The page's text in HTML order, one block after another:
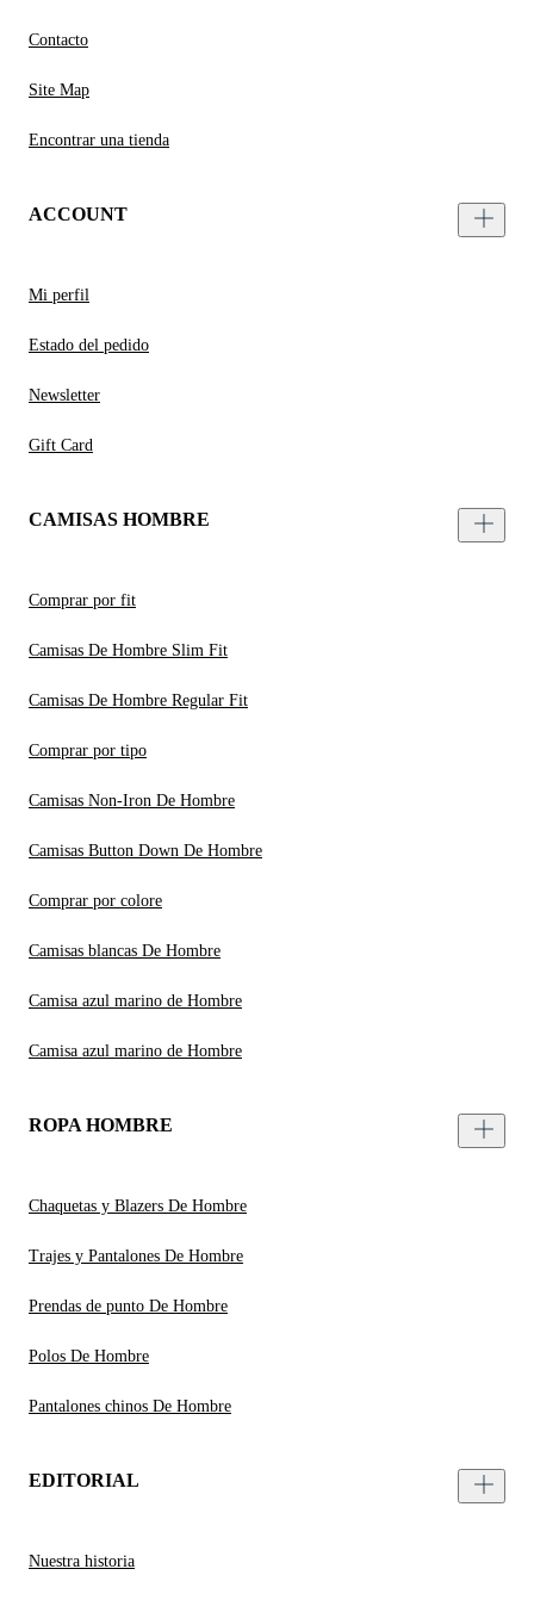
Contacto
Site Map
Encontrar una tienda
ACCOUNT
Mi perfil
Estado del pedido
Newsletter
Gift Card
CAMISAS HOMBRE
Comprar por fit
Camisas De Hombre Slim Fit
Camisas De Hombre Regular Fit
Comprar por tipo
Camisas Non-Iron De Hombre
Camisas Button Down De Hombre
Comprar por colore
Camisas blancas De Hombre
Camisa azul marino de Hombre
Camisa azul marino de Hombre
ROPA HOMBRE
Chaquetas y Blazers De Hombre
Trajes y Pantalones De Hombre
Prendas de punto De Hombre
Polos De Hombre
Pantalones chinos De Hombre
EDITORIAL
Nuestra historia